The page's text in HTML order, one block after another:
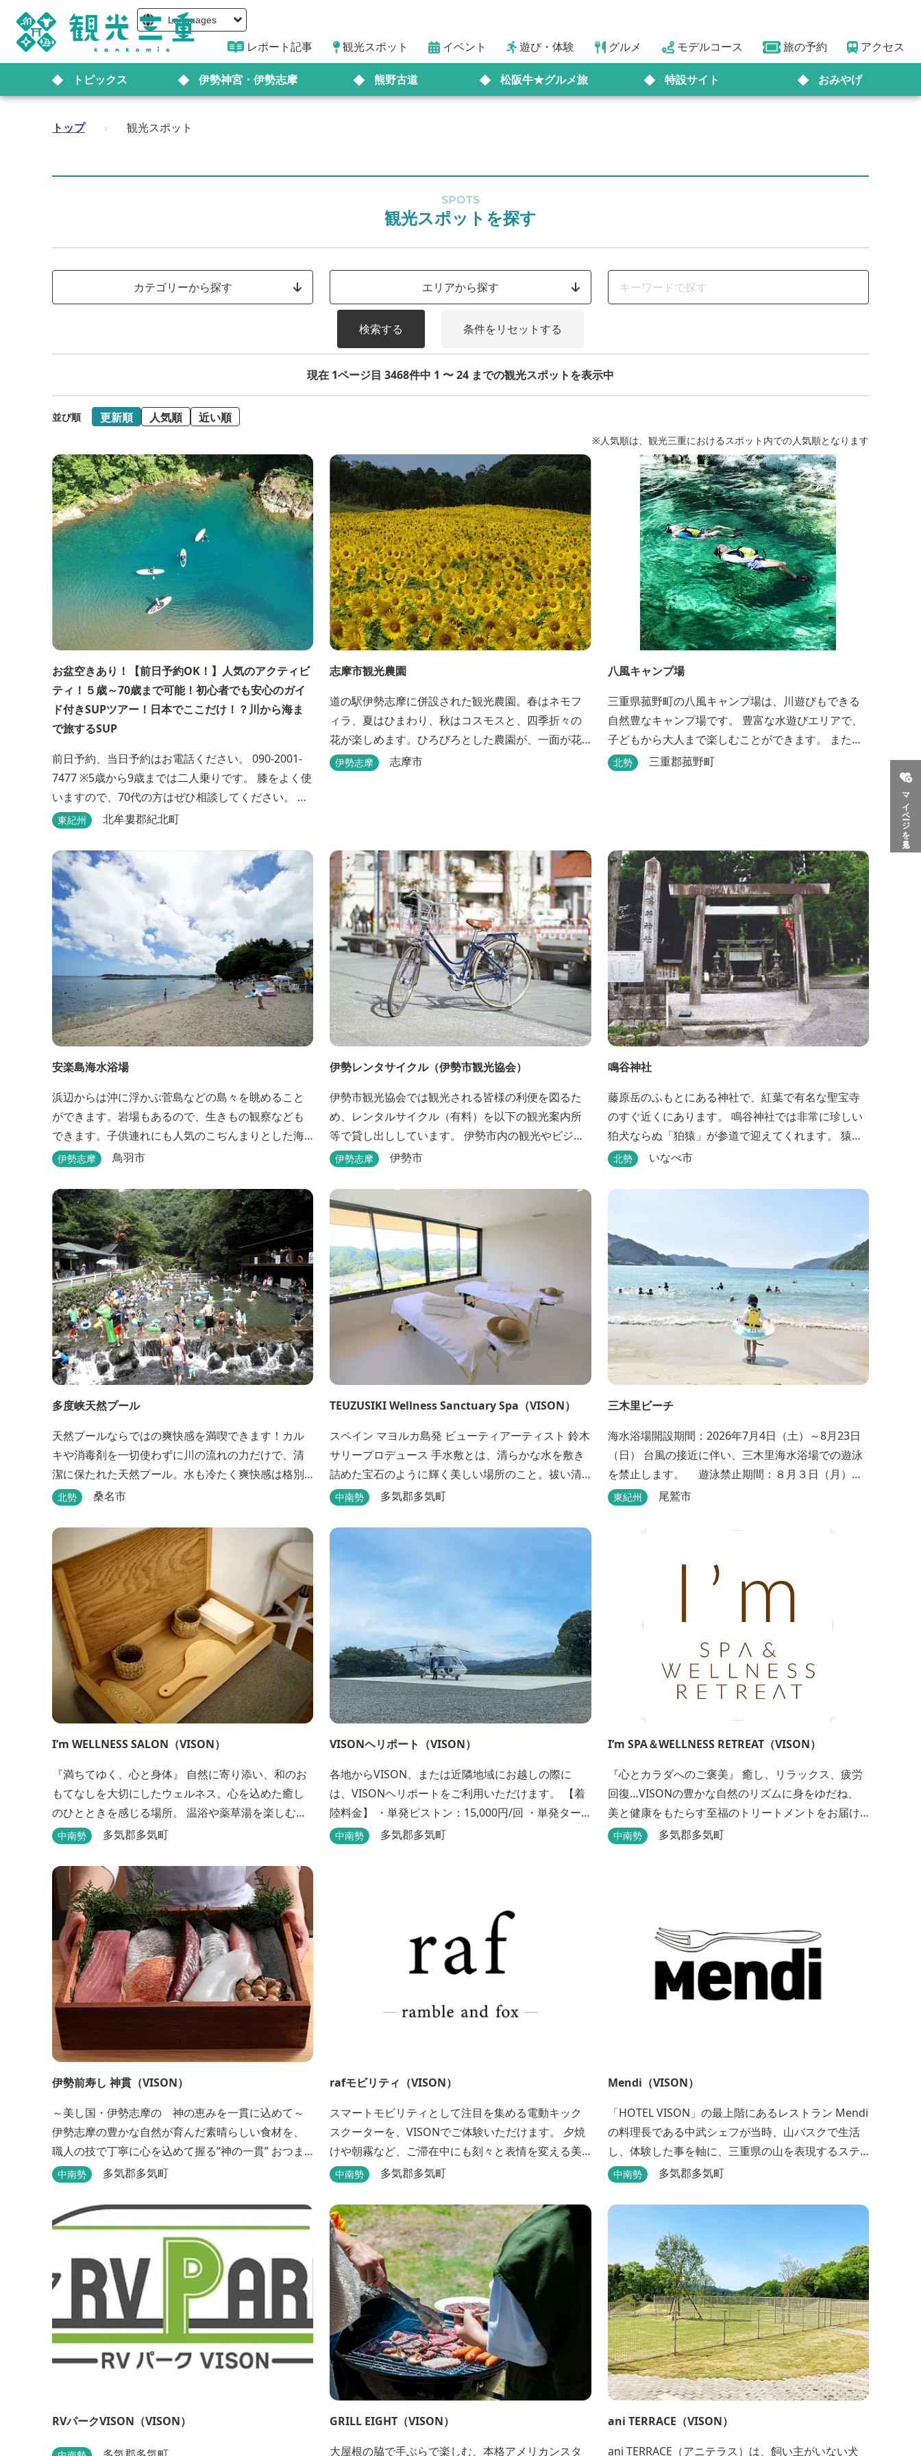
Languages
レポート記事 観光スポット イベント 遊び・体験 グルメ モデルコース 旅の予約 アクセス
トピックス 伊勢神宮・伊勢志摩 熊野古道 松阪牛★グルメ旅 特設サイト おみやげ
マイページを見る
トップ › 観光スポット
SPOTS
観光スポットを探す
カテゴリーから探す エリアから探す
検索する 条件をリセットする
現在 1ページ目 3468件中 1 〜 24 までの観光スポットを表示中
並び順 更新順 人気順 近い順
※人気順は、観光三重におけるスポット内での人気順となります
お盆空きあり！【前日予約OK！】人気のアクティビ
ティ！５歳～70歳まで可能！初心者でも安心のガイ
ド付きSUPツアー！日本でここだけ！？川から海ま
で旅するSUP
前日予約、当日予約はお電話ください。 090‐2001‐
7477 ※5歳から9歳までは二人乗りです。 膝をよく使
いますので、70代の方はぜひ相談してください。 三
世代旅行大歓迎♪ 【ここでしか体験できない。】 ツ
なくシュノーケルをしたり、50センチオーバーの魚
を観察したり、カニを捕まえたり♬もちろんSUPを
使った遊びも！...
東紀州 北牟婁郡紀北町
志摩市観光農園
道の駅伊勢志摩に併設された観光農園。春はネモフ
ィラ、夏はひまわり、秋はコスモスと、四季折々の
花が楽しめます。ひろびろとした農園が、一面が花
のじゅうたんに。 ※期間限定のオープンとなりま
伊勢志摩 志摩市
八風キャンプ場
三重県菰野町の八風キャンプ場は、川遊びもできる
自然豊なキャンプ場です。 豊富な水遊びエリアで、
子どもから大人まで楽しむことができます。 また峠
からの景色は、伊勢湾や知多半島などが望めます。
北勢 三重郡菰野町
安楽島海水浴場
浜辺からは沖に浮かぶ菅島などの島々を眺めること
ができます。岩場もあるので、生きもの観察なども
できます。子供連れにも人気のこぢんまりとした海
水浴場です。 海水浴場について 【トイレ】 １ヶ
【シャワー】 無料 外４基 （冷水シャワ
ー） ※女子更衣室内にも2基あり（冷水
シャワー） 【駐車場】 約30台 8:...
伊勢志摩 鳥羽市
伊勢レンタサイクル（伊勢市観光協会）
伊勢市観光協会では観光される皆様の利便を図るた
め、レンタルサイクル（有料）を以下の観光案内所
等で貸し出ししています。 伊勢市内の観光やビジネ
スに、ぜひご利用ください。 外宮前観光サービスセ
所 電話 0596-65-6861
伊勢志摩 伊勢市
鳴谷神社
藤原岳のふもとにある神社で、紅葉で有名な聖宝寺
のすぐ近くにあります。 鳴谷神社では非常に珍しい
狛犬ならぬ「狛猿」が参道で迎えてくれます。 猿は
神様のお使い、神猿（まさる）として大切にされて
教えは良いことだけを聞いて、見て、悪口を言わな
いる場所や立場でベストを尽くすパワーを授けても
らえます。...
北勢 いなべ市
多度峡天然プール
天然プールならではの爽快感を満喫できます！カル
キや消毒剤を一切使わずに川の流れの力だけで、清
潔に保たれた天然プール。水も冷たく爽快感は格別
で、他のプールではなかなか体験できません。 ※天
三重県おすすめ海水浴場ビーチ特集はこちら🏖
北勢 桑名市
TEUZUSIKI Wellness Sanctuary Spa（VISON）
スペイン マヨルカ島発 ビューティアーティスト 鈴木
サリープロデュース 手水敷とは、清らかな水を敷き
詰めた宝石のように輝く美しい場所のこと。祓い清
めからはじめる発信型スパ。聖なる場所で自分でな
せるための静寂や透明感を大切にしたリトリート空
ドや伝承療法からモダンテクニックまでを網羅し、
中南勢 多気郡多気町
三木里ビーチ
海水浴場開設期間：2026年7月4日（土）～8月23日
（日） 台風の接近に伴い、三木里海水浴場での遊泳
を禁止します。 遊泳禁止期間：８月３日（月）午
後１時３０分～８月９日（日）終日 ※８月１０日
り期間延長の可能性がありますので予めご了承くだ
浴場。後ろには紀伊の吉宗公が植えさせたと...
東紀州 尾鷲市
I’m WELLNESS SALON（VISON）
『満ちてゆく、心と身体』 自然に寄り添い、和のお
もてなしを大切にしたウェルネス。心を込めた癒し
のひとときを感じる場所。 温浴や薬草湯を楽しむ
“本草湯” でのリラックスとあわせ、サロンならでは
す──。そんな、心身を満たすひとときを、ここでゆ
っくりとお過ごしください...
中南勢 多気郡多気町
VISONヘリポート（VISON）
各地からVISON、または近隣地域にお越しの際に
は、VISONヘリポートをご利用いただけます。 【着
陸料金】 ・単発ピストン：15,000円/回 ・単発ター
ビン：25,000円/回 ・多発タービン（中型）：45,000
中南勢 多気郡多気町
I’m SPA＆WELLNESS RETREAT（VISON）
『心とカラダへのご褒美』 癒し、リラックス、疲労
回復…VISONの豊かな自然のリズムに身をゆだね、
美と健康をもたらす至福のトリートメントをお届け
します。 ここでしか体験できない世界をゆっくりと
中南勢 多気郡多気町
伊勢前寿し 神貫（VISON）
～美し国・伊勢志摩の 神の恵みを一貫に込めて～
伊勢志摩の豊かな自然が育んだ素晴らしい食材を、
職人の技で丁寧に心を込めて握る”神の一貫” おつま
みから握りに至るまで、地元産にこだわり抜いた、
下さい
中南勢 多気郡多気町
rafモビリティ（VISON）
スマートモビリティとして注目を集める電動キック
スクーターを、VISONでご体験いただけます。 夕焼
けや朝霧など、ご滞在中にも刻々と表情を変える美
しいVISONの風景をキックスクーターでお楽しみく
いただけます。
中南勢 多気郡多気町
Mendi（VISON）
「HOTEL VISON」の最上階にあるレストラン Mendi
の料理長である中武シェフが当時、山バスクで生活
し、体験した事を軸に、三重県の山を表現するステ
ーキレストランです。 メインに使用する肉は三重県
遺産の町・熊野の牧場で年間 100 頭余りとわずかな
生産量の希少な黒毛...
中南勢 多気郡多気町
RVパークVISON（VISON）
GRILL EIGHT（VISON）
大屋根の脇で手ぶらで楽しむ、本格アメリカンスタ
ani TERRACE（VISON）
ani TERRACE（アニテラス）は、飼い主がいない犬